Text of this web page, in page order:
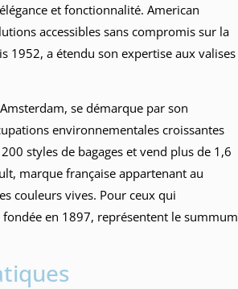
et fonctionnalité. American
accessibles sans compromis sur la
1952, a étendu son expertise aux valises
se démarque par son
environnementales croissantes
styles de bagages et vend plus de 1,6
marque française appartenant au
couleurs vives. Pour ceux qui
en 1897, représentent le summum